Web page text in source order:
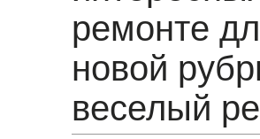
ремонте
новой
веселый